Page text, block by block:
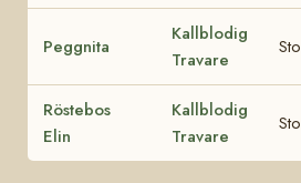
Peggnita
Kallblodig
Travare
Sto
Röstebos
Elin
Kallblodig
Travare
Sto